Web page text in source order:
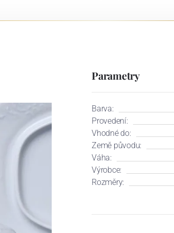
Parametry
Barva:
Provedení:
Vhodné do:
Země původu:
Váha:
Výrobce:
Rozměry: